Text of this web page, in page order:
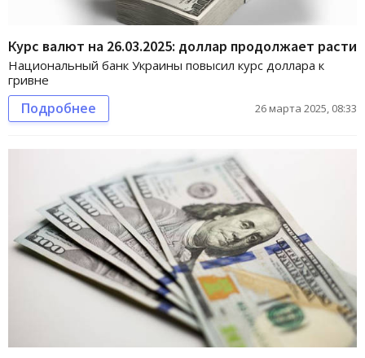
Курс валют на 26.03.2025: доллар продолжает расти
Национальный банк Украины повысил курс доллара к
гривне
Подробнее 26 марта 2025, 08:33